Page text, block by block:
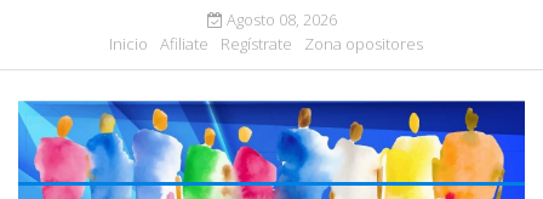
Agosto 08, 2026
Inicio
Afiliate Regístrate Zona opositores